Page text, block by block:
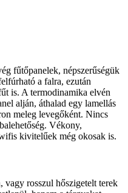
fűtőpanelek, népszerűségük
a falra, ezután
is. A termodinamika elvén
alján, áthalad egy lamellás
meleg levegőként. Nincs
Vékony,
kivitelűek még okosak is.
vagy rosszul hőszigetelt terek